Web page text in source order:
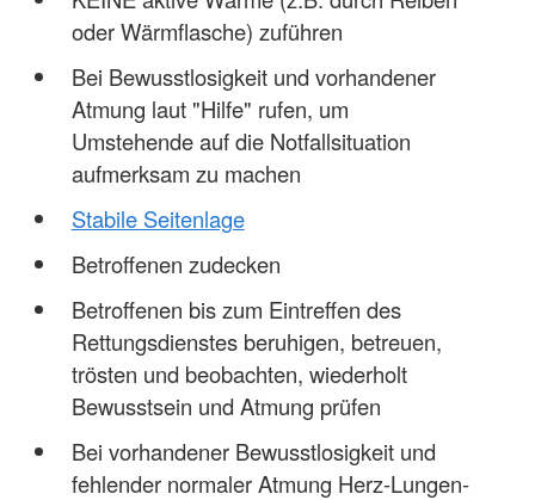
oder Wärmflasche) zuführen
Bei Bewusstlosigkeit und vorhandener
Atmung laut "Hilfe" rufen, um
Umstehende auf die Notfallsituation
aufmerksam zu machen
Stabile Seitenlage
Betroffenen zudecken
Betroffenen bis zum Eintreffen des
Rettungsdienstes beruhigen, betreuen,
trösten und beobachten, wiederholt
Bewusstsein und Atmung prüfen
Bei vorhandener Bewusstlosigkeit und
fehlender normaler Atmung Herz-Lungen-